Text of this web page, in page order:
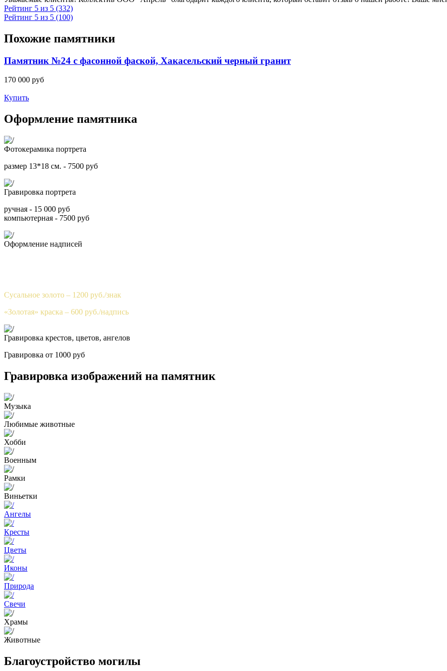
Рейтинг 5 из 5 (332)
Рейтинг 5 из 5 (100)
Похожие памятники
Памятник №24 с фасонной фаской, Хакасельский черный гранит
170 000 руб
Купить
Оформление памятника
Фотокерамика портрета
размер 13*18 см. - 7500 руб
Гравировка портрета
ручная - 15 000 руб
компьютерная - 7500 руб
Оформление надписей
Сусальное золото – 1200 руб./знак
«Золотая» краска – 600 руб./надпись
Гравировка крестов, цветов, ангелов
Гравировка от 1000 руб
Гравировка изображений на памятник
Музыка
Любимые животные
Хобби
Военным
Рамки
Виньетки
Ангелы
Кресты
Цветы
Иконы
Природа
Свечи
Храмы
Животные
Благоустройство могилы